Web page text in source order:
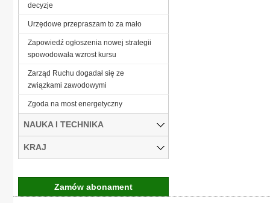
decyzje
Urzędowe przepraszam to za mało
Zapowiedź ogłoszenia nowej strategii
spowodowała wzrost kursu
Zarząd Ruchu dogadał się ze
związkami zawodowymi
Zgoda na most energetyczny
NAUKA I TECHNIKA
KRAJ
Zamów abonament